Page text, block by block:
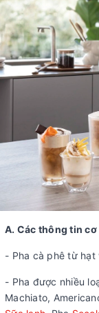
A. Các thông tin
- Pha cà phê từ
- Pha được nhiều
Machiato,